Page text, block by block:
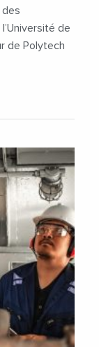
des
de
de Polytech